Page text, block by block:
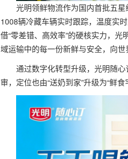
光明领鲜物流作为国内首批五
1008辆冷藏车辆实时跟踪，温度实
借“零差错、高效率”的硬核实力，
域运输中的每一份新鲜与安全，向世
通过数字化转型升级，光明随
审，定位也由“送奶到家”升级为“鲜